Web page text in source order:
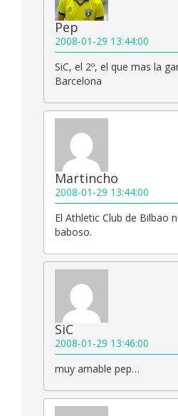
Pep
2008-01-29 13:44:00
SiC, el 2º, el que mas la
Barcelona
Martincho
2008-01-29 13:44:00
El Athletic Club de Bilbao
baboso.
SiC
2008-01-29 13:46:00
muy amable pep…